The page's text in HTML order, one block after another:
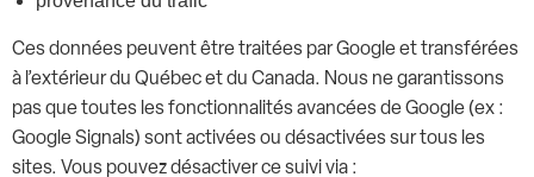
Ces données peuvent être traitées par Google et transférées
à l’extérieur du Québec et du Canada. Nous ne garantissons
pas que toutes les fonctionnalités avancées de Google (ex :
Google Signals) sont activées ou désactivées sur tous les
sites. Vous pouvez désactiver ce suivi via :